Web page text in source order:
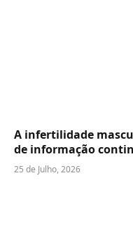
A infertilidade
de informação
25 de Julho, 2026